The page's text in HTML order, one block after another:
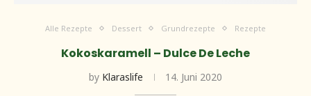
Alle Rezepte Dessert Grundrezepte Rezepte
Kokoskaramell – Dulce De Leche
by Klaraslife 14. Juni 2020